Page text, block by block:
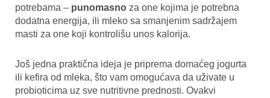
potrebama – punomasno za one kojima je potrebna
dodatna energija, ili mleko sa smanjenim sadržajem
masti za one koji kontrolišu unos kalorija.
Još jedna praktična ideja je priprema domaćeg jogurta
ili kefira od mleka, što vam omogućava da uživate u
probioticima uz sve nutritivne prednosti. Ovakvi